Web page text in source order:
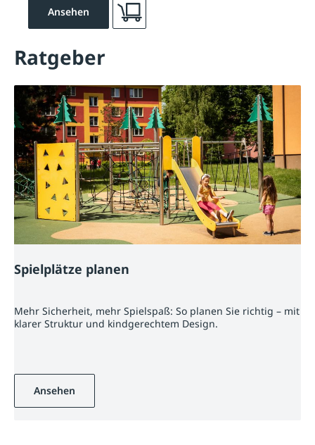
Ansehen
Ratgeber
Spielplätze planen
Mehr Sicherheit, mehr Spielspaß: So planen Sie richtig – mit
klarer Struktur und kindgerechtem Design.
Ansehen